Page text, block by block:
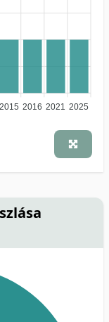
2015 2016 2021 2025